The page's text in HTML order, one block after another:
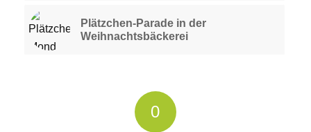
Plätzchen-Parade in der
Weihnachtsbäckerei
0